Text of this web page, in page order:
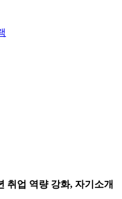
취업 역량 강화, 자기소개